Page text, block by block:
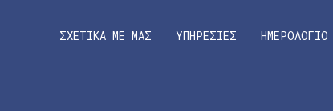
ΣΧΕΤΙΚΑ ΜΕ ΜΑΣ ΥΠΗΡΕΣΙΕΣ ΗΜΕΡΟΛΟΓΙΟ